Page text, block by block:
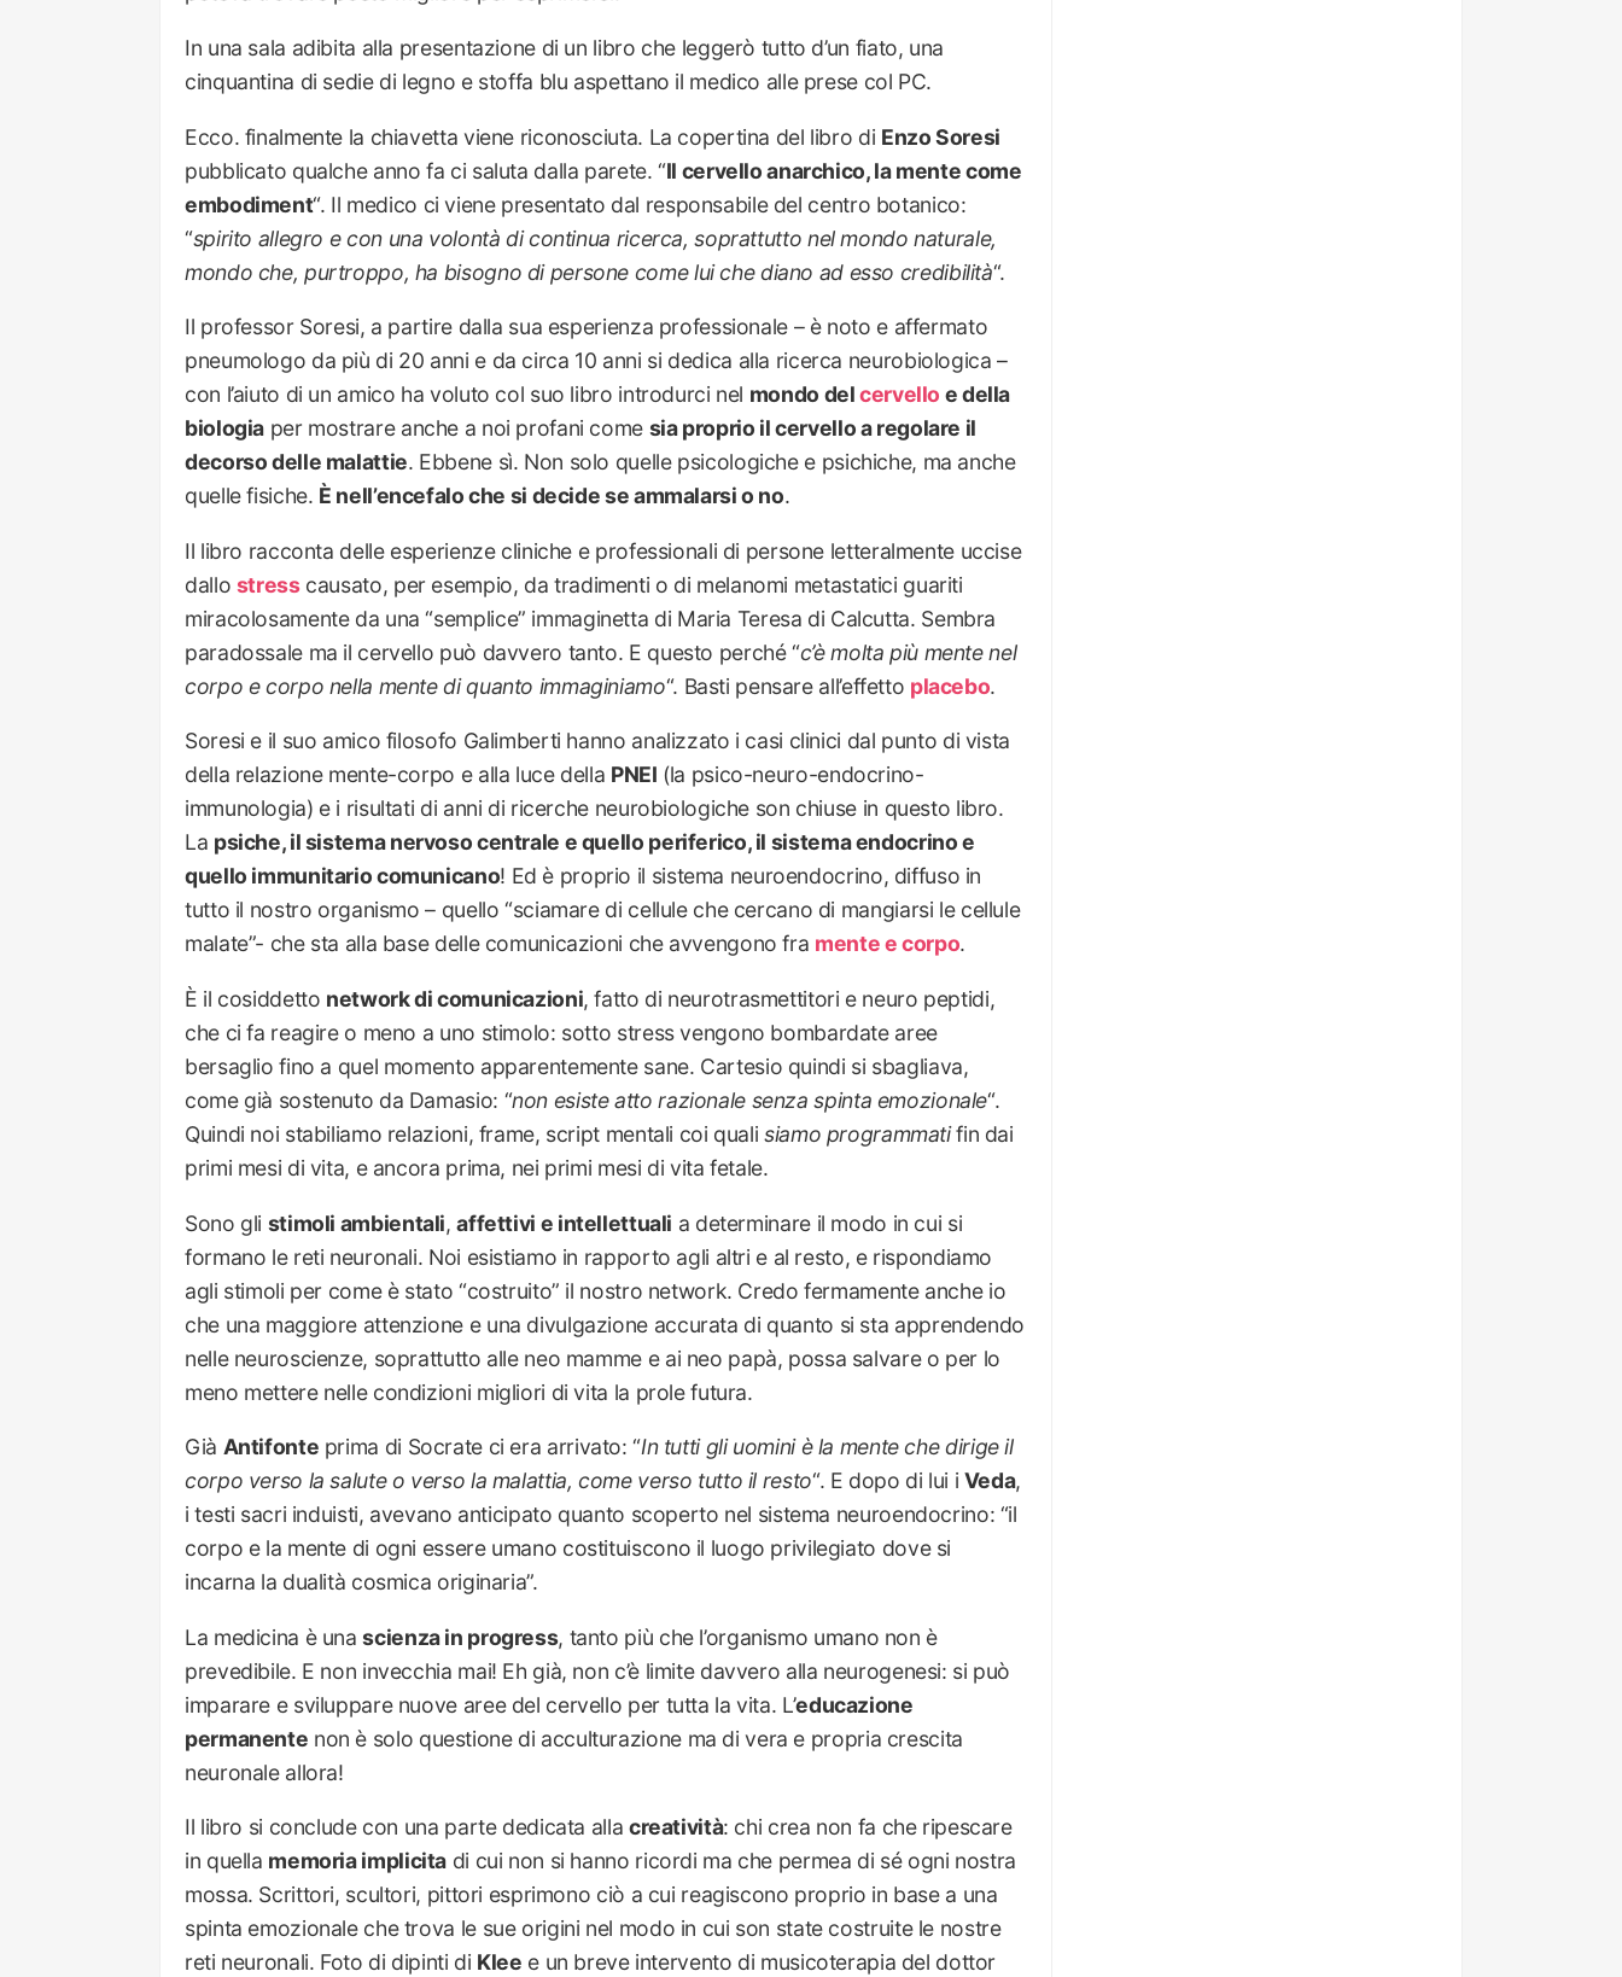
In una sala adibita alla presentazione di un libro che leggerò tutto d’un fiato, una
cinquantina di sedie di legno e stoffa blu aspettano il medico alle prese col PC.
Ecco. finalmente la chiavetta viene riconosciuta. La copertina del libro di Enzo Soresi
pubblicato qualche anno fa ci saluta dalla parete. “Il cervello anarchico, la mente come
embodiment“. Il medico ci viene presentato dal responsabile del centro botanico:
“spirito allegro e con una volontà di continua ricerca, soprattutto nel mondo naturale,
mondo che, purtroppo, ha bisogno di persone come lui che diano ad esso credibilità“.
Il professor Soresi, a partire dalla sua esperienza professionale – è noto e affermato
pneumologo da più di 20 anni e da circa 10 anni si dedica alla ricerca neurobiologica –
con l’aiuto di un amico ha voluto col suo libro introdurci nel mondo delcervello e della
biologia per mostrare anche a noi profani come sia proprio il cervello a regolare il
decorso delle malattie. Ebbene sì. Non solo quelle psicologiche e psichiche, ma anche
quelle fisiche. È nell’encefalo che si decide se ammalarsi o no.
Il libro racconta delle esperienze cliniche e professionali di persone letteralmente uccise
dallo stresscausato, per esempio, da tradimenti o di melanomi metastatici guariti
miracolosamente da una “semplice” immaginetta di Maria Teresa di Calcutta. Sembra
paradossale ma il cervello può davvero tanto. E questo perché “c’è molta più mente nel
corpo e corpo nella mente di quanto immaginiamo“. Basti pensare all’effetto placebo.
Soresi e il suo amico filosofo Galimberti hanno analizzato i casi clinici dal punto di vista
della relazione mente-corpo e alla luce della PNEI (la psico-neuro-endocrino-
immunologia) e i risultati di anni di ricerche neurobiologiche son chiuse in questo libro.
La psiche, il sistema nervoso centrale e quello periferico, il sistema endocrino e
quello immunitario comunicano! Ed è proprio il sistema neuroendocrino, diffuso in
tutto il nostro organismo – quello “sciamare di cellule che cercano di mangiarsi le cellule
malate”- che sta alla base delle comunicazioni che avvengono fra mente e corpo.
È il cosiddetto network di comunicazioni, fatto di neurotrasmettitori e neuro peptidi,
che ci fa reagire o meno a uno stimolo: sotto stress vengono bombardate aree
bersaglio fino a quel momento apparentemente sane. Cartesio quindi si sbagliava,
come già sostenuto da Damasio: “non esiste atto razionale senza spinta emozionale“.
Quindi noi stabiliamo relazioni, frame, script mentali coi quali siamo programmatifin dai
primi mesi di vita, e ancora prima, nei primi mesi di vita fetale.
Sono gli stimoli ambientali,affettivi e intellettuali a determinare il modo in cui si
formano le reti neuronali. Noi esistiamo in rapporto agli altri e al resto, e rispondiamo
agli stimoli per come è stato “costruito” il nostro network. Credo fermamente anche io
che una maggiore attenzione e una divulgazione accurata di quanto si sta apprendendo
nelle neuroscienze, soprattutto alle neo mamme e ai neo papà, possa salvare o per lo
meno mettere nelle condizioni migliori di vita la prole futura.
Già Antifonte prima di Socrate ci era arrivato: “In tutti gli uomini è la mente che dirige il
corpo verso la salute o verso la malattia, come verso tutto il resto“. E dopo di lui i Veda,
i testi sacri induisti, avevano anticipato quanto scoperto nel sistema neuroendocrino: “il
corpo e la mente di ogni essere umano costituiscono il luogo privilegiato dove si
incarna la dualità cosmica originaria”.
La medicina è unascienza in progress, tanto più che l’organismo umano non è
prevedibile. E non invecchia mai! Eh già, non c’è limite davvero alla neurogenesi: si può
imparare e sviluppare nuove aree del cervello per tutta la vita. L’educazione
permanente non è solo questione di acculturazione ma di vera e propria crescita
neuronale allora!
Il libro si conclude con una parte dedicata alla creatività: chi crea non fa che ripescare
in quella memoria implicita di cui non si hanno ricordi ma che permea di sé ogni nostra
mossa. Scrittori, scultori, pittori esprimono ciò a cui reagiscono proprio in base a una
spinta emozionale che trova le sue origini nel modo in cui son state costruite le nostre
reti neuronali. Foto di dipinti di Klee e un breve intervento di musicoterapia del dottor